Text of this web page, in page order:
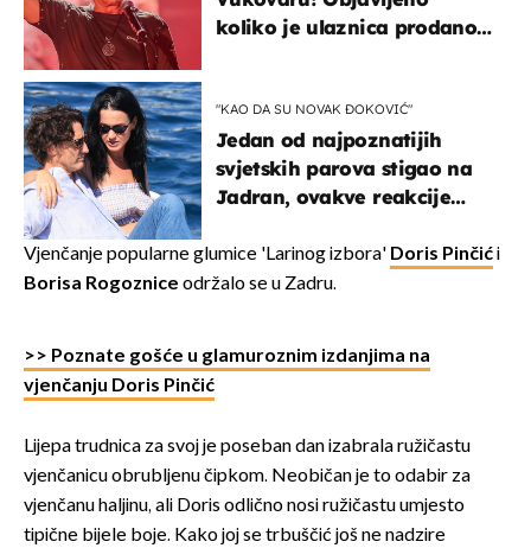
koliko je ulaznica prodano
"KAO DA SU NOVAK ĐOKOVIĆ"
Jedan od najpoznatijih
svjetskih parova stigao na
Jadran, ovakve reakcije
Vjenčanje popularne glumice 'Larinog izbora' Doris Pinčići
Borisa Rogoznice održalo se u Zadru.
>> Poznate gošće u glamuroznim izdanjima na
vjenčanju Doris Pinčić
Lijepa trudnica za svoj je poseban dan izabrala ružičastu
vjenčanicu obrubljenu čipkom. Neobičan je to odabir za
vjenčanu haljinu, ali Doris odlično nosi ružičastu umjesto
tipične bijele boje. Kako joj se trbuščić još ne nadzire